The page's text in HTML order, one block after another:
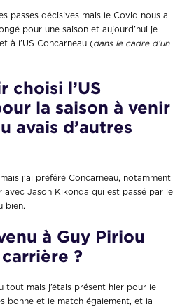
passes décisives mais le Covid nous a
pour une saison et aujourd’hui je
à l’US Concarneau (dans le cadre d’un
choisi l’US
la saison à venir
avais d’autres
j’ai préféré Concarneau, notamment
avec Jason Kikonda qui est passé par le
bien.
à Guy Piriou
?
tout mais j’étais présent hier pour le
bonne et le match également, et la